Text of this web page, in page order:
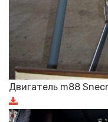
Двигатель m88